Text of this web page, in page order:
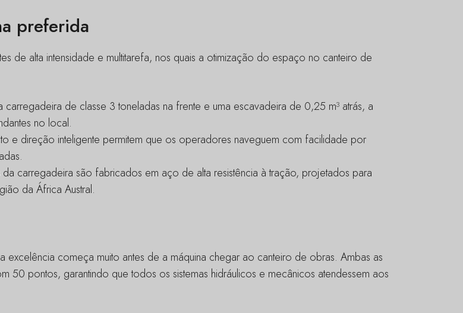
preferida
alta intensidade e multitarefa, nos quais a otimização do espaço no canteiro de
carregadeira de classe 3 toneladas na frente e uma escavadeira de 0,25 m³ atrás, a
no local.
e direção inteligente permitem que os operadores naveguem com facilidade por
carregadeira são fabricados em aço de alta resistência à tração, projetados para
da África Austral.
excelência começa muito antes de a máquina chegar ao canteiro de obras. Ambas as
50 pontos, garantindo que todos os sistemas hidráulicos e mecânicos atendessem aos